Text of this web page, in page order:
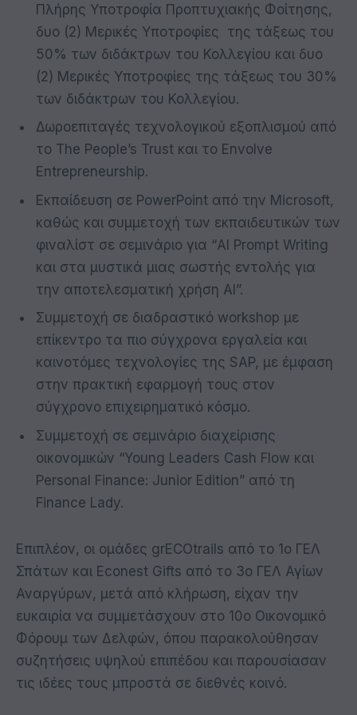
Πλήρης Υποτροφία Προπτυχιακής Φοίτησης,
δυο (2) Μερικές Υποτροφίες της τάξεως του
50% των διδάκτρων του Κολλεγίου και δυο
(2) Μερικές Υποτροφίες της τάξεως του 30%
των διδάκτρων του Κολλεγίου.
Δωροεπιταγές τεχνολογικού εξοπλισμού από
το The People’s Trust και το Envolve
Entrepreneurship.
Εκπαίδευση σε PowerPoint από την Microsoft,
καθώς και συμμετοχή των εκπαιδευτικών των
φιναλίστ σε σεμινάριο για “AI Prompt Writing
και στα μυστικά μιας σωστής εντολής για
την αποτελεσματική χρήση AI”.
Συμμετοχή σε διαδραστικό workshop με
επίκεντρο τα πιο σύγχρονα εργαλεία και
καινοτόμες τεχνολογίες της SAP, με έμφαση
στην πρακτική εφαρμογή τους στον
σύγχρονο επιχειρηματικό κόσμο.
Συμμετοχή σε σεμινάριο διαχείρισης
οικονομικών “Young Leaders Cash Flow και
Personal Finance: Junior Edition” από τη
Finance Lady.
Επιπλέον, οι ομάδες grECOtrails από το 1ο ΓΕΛ
Σπάτων και Econest Gifts από το 3ο ΓΕΛ Αγίων
Αναργύρων, μετά από κλήρωση, είχαν την
ευκαιρία να συμμετάσχουν στο 10ο Οικονομικό
Φόρουμ των Δελφών, όπου παρακολούθησαν
συζητήσεις υψηλού επιπέδου και παρουσίασαν
τις ιδέες τους μπροστά σε διεθνές κοινό.